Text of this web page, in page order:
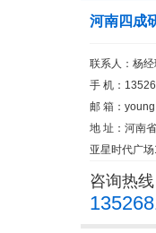
河南四成
联系人：杨经
手 机：
邮 箱：
地 址：河南
亚星时代广
咨询热线